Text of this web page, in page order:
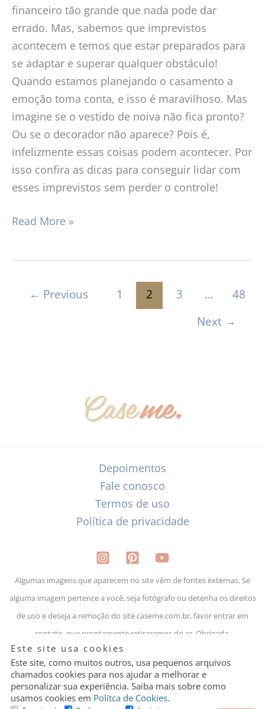
financeiro tão grande que nada pode dar
errado. Mas, sabemos que imprevistos
acontecem e temos que estar preparados para
se adaptar e superar qualquer obstáculo!
Quando estamos planejando o casamento a
emoção toma conta, e isso é maravilhoso. Mas
imagine se o vestido de noiva não fica pronto?
Ou se o decorador não aparece? Pois é,
infelizmente essas coisas podem acontecer. Por
isso confira as dicas para conseguir lidar com
esses imprevistos sem perder o controle!
Read More »
← Previous 1 2 3 …
48
Next →
Depoimentos
Fale conosco
Termos de uso
Política de privacidade
Algumas imagens que aparecem no site vêm de fontes externas. Se
alguma imagem pertence a você, seja fotógrafo ou detenha os direitos
de uso e deseja a remoção do site caseme.com.br, favor entrar em
contato, que prontamente retiraremos do ar. Obrigada.
Lejour Presentes LTDA | CNPJ: 29.009.8111/0001-35
Um site de casamento por quem faz casamento
Este site usa cookies
Este site, como muitos outros, usa pequenos arquivos
chamados cookies para nos ajudar a melhorar e
personalizar sua experiência. Saiba mais sobre como
usamos cookies em Polítca de Cookies.
Cookie